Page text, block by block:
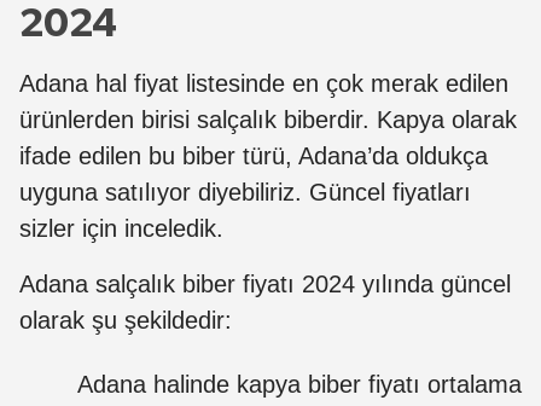
2024
Adana hal fiyat listesinde en çok merak edilen
ürünlerden birisi salçalık biberdir. Kapya olarak
ifade edilen bu biber türü, Adana’da oldukça
uyguna satılıyor diyebiliriz. Güncel fiyatları
sizler için inceledik.
Adana salçalık biber fiyatı 2024 yılında güncel
olarak şu şekildedir:
Adana halinde kapya biber fiyatı ortalama